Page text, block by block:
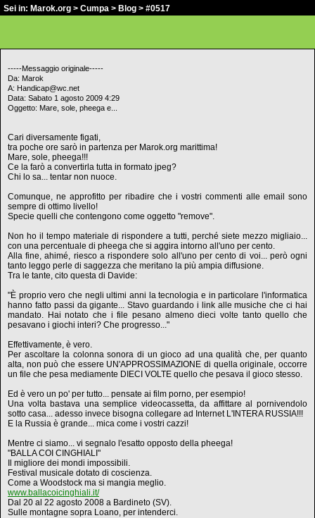
Sei in: Marok.org > Cumpa > Blog > #0517
-----Messaggio originale-----
Da: Marok
A: Handicap@wc.net
Data: Sabato 1 agosto 2009 4:29
Oggetto: Mare, sole, pheega e...
Cari diversamente figati,
tra poche ore sarò in partenza per Marok.org marittima!
Mare, sole, pheega!!!
Ce la farò a convertirla tutta in formato jpeg?
Chi lo sa... tentar non nuoce.
Comunque, ne approfitto per ribadire che i vostri commenti alle email sono
sempre di ottimo livello!
Specie quelli che contengono come oggetto "remove".
Non ho il tempo materiale di rispondere a tutti, perché siete mezzo migliaio...
con una percentuale di pheega che si aggira intorno all'uno per cento.
Alla fine, ahimé, riesco a rispondere solo all'uno per cento di voi... però ogni
tanto leggo perle di saggezza che meritano la più ampia diffusione.
Tra le tante, cito questa di Davide:
"È proprio vero che negli ultimi anni la tecnologia e in particolare l'informatica
hanno fatto passi da gigante... Stavo guardando i link alle musiche che ci hai
mandato. Hai notato che i file pesano almeno dieci volte tanto quello che
pesavano i giochi interi? Che progresso..."
Effettivamente, è vero.
Per ascoltare la colonna sonora di un gioco ad una qualità che, per quanto
alta, non può che essere UN'APPROSSIMAZIONE di quella originale, occorre
un file che pesa mediamente DIECI VOLTE quello che pesava il gioco stesso.
Ed è vero un po' per tutto... pensate ai film porno, per esempio!
Una volta bastava una semplice videocassetta, da affittare al pornivendolo
sotto casa... adesso invece bisogna collegare ad Internet L'INTERA RUSSIA!!!
E la Russia è grande... mica come i vostri cazzi!
Mentre ci siamo... vi segnalo l'esatto opposto della pheega!
"BALLA COI CINGHIALI"
Il migliore dei mondi impossibili.
Festival musicale dotato di coscienza.
Come a Woodstock ma si mangia meglio.
www.ballacoicinghiali.it/
Dal 20 al 22 agosto 2008 a Bardineto (SV).
Sulle montagne sopra Loano, per intenderci.